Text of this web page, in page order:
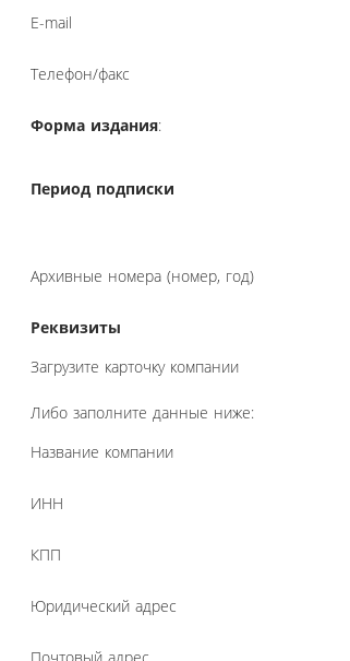
E-mail
Телефон/факс
Форма издания:
Период подписки
Архивные номера (номер, год)
Реквизиты
Загрузите карточку компании
Либо заполните данные ниже:
Название компании
ИНН
КПП
Юридический адрес
Почтовый адрес